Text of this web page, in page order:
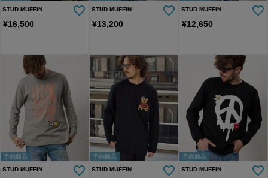
STUD MUFFIN
¥16,500
STUD MUFFIN
¥13,200
STUD MUFFIN
¥12,650
予約商品
STUD MUFFIN
予約商品
STUD MUFFIN
予約商品
STUD MUFFIN